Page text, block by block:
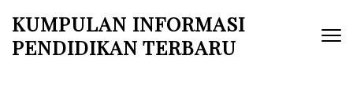
content
KUMPULAN INFORMASI
PENDIDIKAN TERBARU